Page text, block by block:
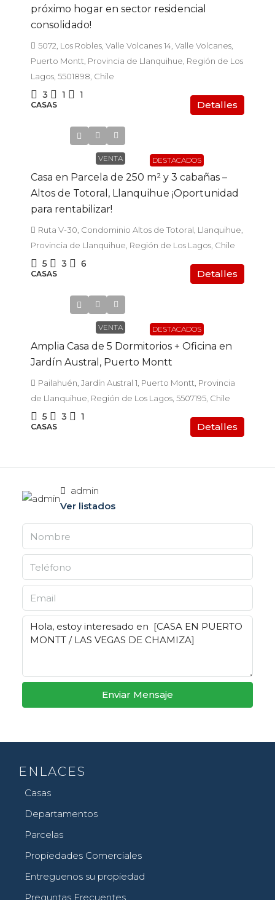
próximo hogar en sector residencial
consolidado!
5072, Los Robles, Valle Volcanes 14, Valle Volcanes,
Puerto Montt, Provincia de Llanquihue, Región de Los
Lagos, 5501898, Chile
3 1 1
CASAS Detalles
DESTACADOS
VENTA
Casa en Parcela de 250 m² y 3 cabañas –
Altos de Totoral, Llanquihue ¡Oportunidad
para rentabilizar!
Ruta V-30, Condominio Altos de Totoral, Llanquihue,
Provincia de Llanquihue, Región de Los Lagos, Chile
5 3 6
CASAS Detalles
DESTACADOS
VENTA
Amplia Casa de 5 Dormitorios + Oficina en
Jardín Austral, Puerto Montt
Pailahuén, Jardín Austral 1, Puerto Montt, Provincia
de Llanquihue, Región de Los Lagos, 5507195, Chile
5 3 1
CASAS Detalles
admin
Ver listados
Enviar Mensaje
ENLACES
Casas
Departamentos
Parcelas
Propiedades Comerciales
Entreguenos su propiedad
Preguntas Frecuentes